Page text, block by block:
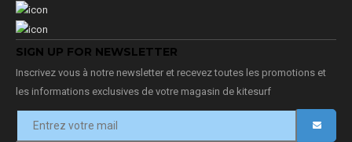
SIGN UP FOR NEWSLETTER
Inscrivez vous à notre newsletter et recevez toutes les promotions et
les informations exclusives de votre magasin de kitesurf